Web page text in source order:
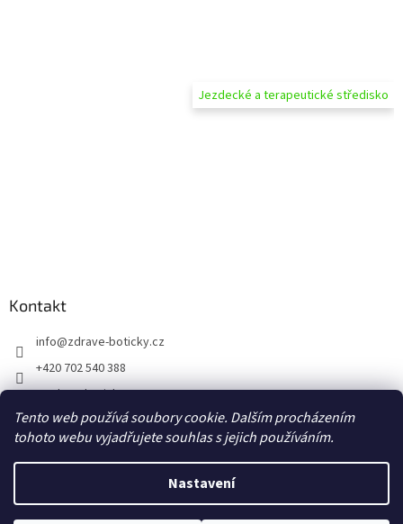
Tento web používá soubory cookie. Dalším procházením
tohoto webu vyjadřujete souhlas s jejich používáním.
Nastavení
Poštovné a balné 87,- Kč prostřednictvím Zásilkovny na výdejní místo
Jezdecké a terapeutické středisko
Kontakt
info@zdrave-boticky.cz
+420 702 540 388
@zdraveboticky
zdraveboticky
Vytvořil Shoptet